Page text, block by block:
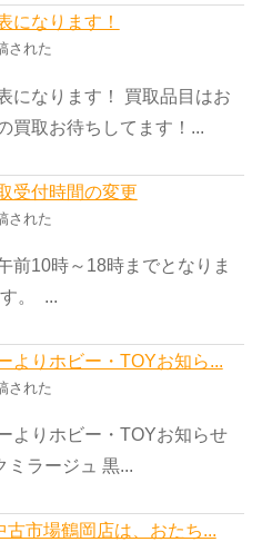
になります！
された
になります！ 買取品目はお
買取お待ちしてます！...
受付時間の変更
された
前10時～18時までとなりま
。 ...
よりホビー・TOYお知ら...
された
よりホビー・TOYお知らせ
ミラージュ 黒...
市場鶴岡店は、おたち...